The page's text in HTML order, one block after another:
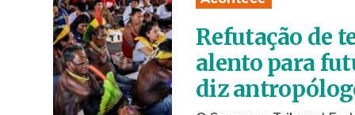
Refutação de
alento para
diz